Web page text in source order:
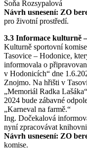
Soňa Rozsypalová
Návrh usnesení: ZO
pro životní prostředí.
3.3 Informace kulturně
Kulturně sportovní
Tasovice – Hodonice,
informovala o
v Hodonicích“ dne
Znojmo. Na hřišti v
„Memoriál Radka
2024 bude zábavné
„Karneval na farmě.“
Ing. Dočekalová
nyní zpracovávat
Návrh usnesení: ZO
komise.